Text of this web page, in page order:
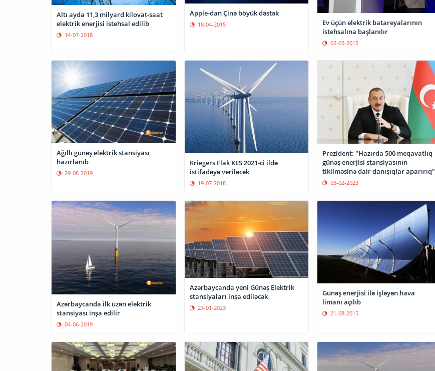
Altı ayda 11,3 milyard kilovat-saat
elektrik enerjisi istehsal edilib
14-07-2018
Apple-dan Çinə böyük dəstək
18-04-2015
Ev üçün elektrik batareyalarının
istehsalına başlanılır
02-05-2015
Ağıllı günəş elektrik stansiyası
hazırlanıb
29-08-2019
Kriegers Flak KES 2021-ci ildə
istifadəyə veriləcək
19-07-2018
Prezident: "Hazırda 500 meqavatlıq
günəş enerjisi stansiyasının
tikilməsinə dair danışıqlar aparırıq"
03-02-2023
Azərbaycanda ilk üzən elektrik
stansiyası inşa edilir
04-06-2019
Azərbaycanda yeni Günəş Elektrik
stansiyaları inşa ediləcək
23-01-2023
Günəş enerjisi ilə işləyən hava
limanı açılıb
21-08-2015